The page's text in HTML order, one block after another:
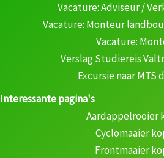
Vacature: Adviseur /
Vacature: Monteur
Vacature:
Verslag Studiereis
Excursie naar MTS
Interessante pagina's
Aardappelrooier
Cyclomaaier
Frontmaaier